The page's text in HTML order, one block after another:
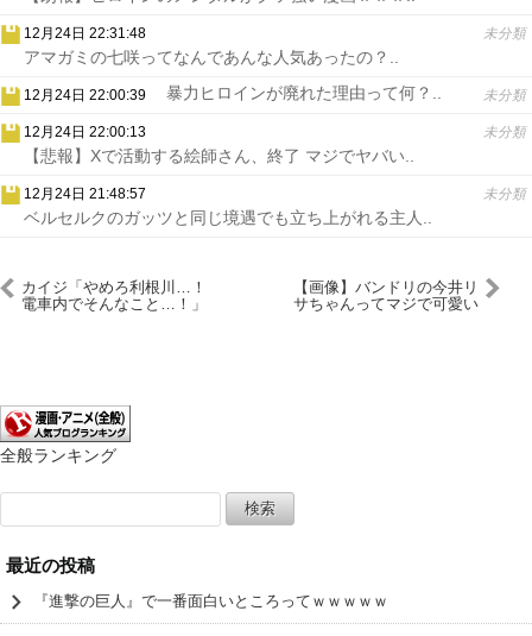
12月24日 22:31:48 未分類
アマガミの七咲ってなんであんな人気あったの？..
12月24日 22:00:39 未分類
暴力ヒロインが廃れた理由って何？..
12月24日 22:00:13 未分類
【悲報】Xで活動する絵師さん、終了 マジでヤバい..
12月24日 21:48:57 未分類
ベルセルクのガッツと同じ境遇でも立ち上がれる主人..
カイジ「やめろ利根川…！
電車内でそんなこと…！」
【画像】バンドリの今井リ
サちゃんってマジで可愛い
全般ランキング
索:
最近の投稿
『進撃の巨人』で一番面白いところってｗｗｗｗｗ